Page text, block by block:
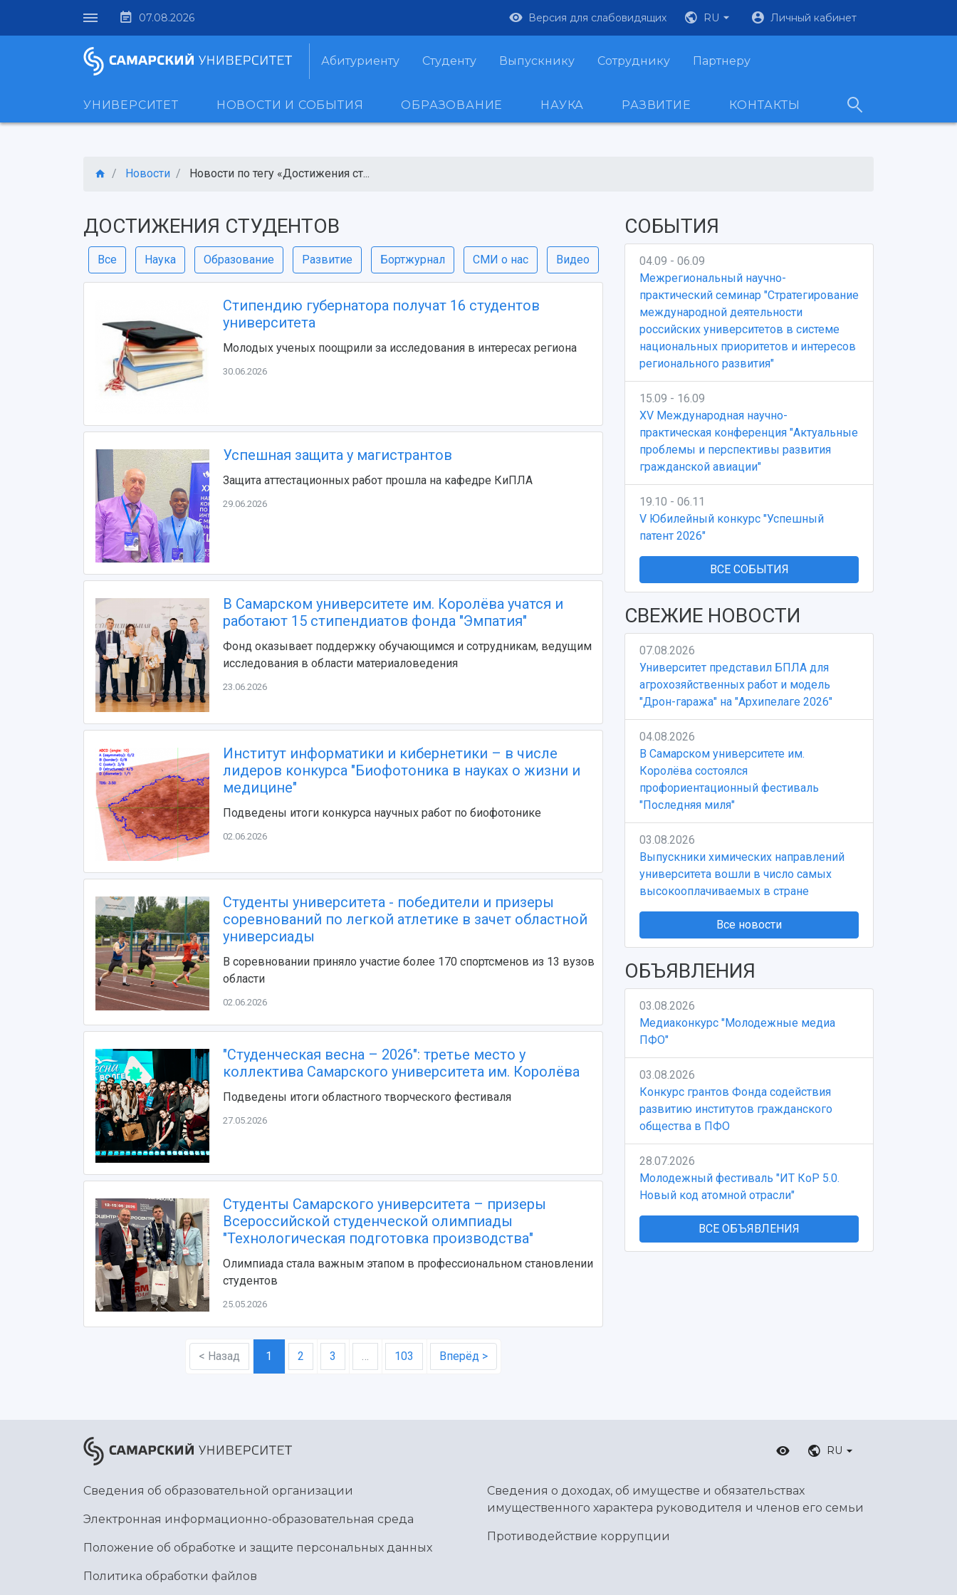
07.08.2026 Версия для слабовидящих RU Личный кабинет
Абитуриенту Студенту Выпускнику Сотруднику Партнеру
УНИВЕРСИТЕТ НОВОСТИ И СОБЫТИЯ ОБРАЗОВАНИЕ НАУКА РАЗВИТИЕ КОНТАКТЫ
Новости Новости по тегу «Достижения ст...
ДОСТИЖЕНИЯ СТУДЕНТОВ
Все Наука Образование Развитие Бортжурнал СМИ о нас Видео
Стипендию губернатора получат 16 студентов
университета
Молодых ученых поощрили за исследования в интересах региона
30.06.2026
Успешная защита у магистрантов
Защита аттестационных работ прошла на кафедре КиПЛА
29.06.2026
В Самарском университете им. Королёва учатся и
работают 15 стипендиатов фонда "Эмпатия"
Фонд оказывает поддержку обучающимся и сотрудникам, ведущим
исследования в области материаловедения
23.06.2026
Институт информатики и кибернетики – в числе
лидеров конкурса "Биофотоника в науках о жизни и
медицине"
Подведены итоги конкурса научных работ по биофотонике
02.06.2026
Студенты университета - победители и призеры
соревнований по легкой атлетике в зачет областной
универсиады
В соревновании приняло участие более 170 спортсменов из 13 вузов
области
02.06.2026
"Студенческая весна – 2026": третье место у
коллектива Самарского университета им. Королёва
Подведены итоги областного творческого фестиваля
27.05.2026
Студенты Самарского университета – призеры
Всероссийской студенческой олимпиады
"Технологическая подготовка производства"
Олимпиада стала важным этапом в профессиональном становлении
студентов
25.05.2026
< Назад 1 2 3 103 Вперёд >
СОБЫТИЯ
04.09 - 06.09
Межрегиональный научно-
практический семинар "Стратегирование
международной деятельности
российских университетов в системе
национальных приоритетов и интересов
регионального развития"
15.09 - 16.09
XV Международная научно-
практическая конференция "Актуальные
проблемы и перспективы развития
гражданской авиации"
19.10 - 06.11
V Юбилейный конкурс "Успешный
патент 2026"
ВСЕ СОБЫТИЯ
СВЕЖИЕ НОВОСТИ
07.08.2026
Университет представил БПЛА для
агрохозяйственных работ и модель
"Дрон-гаража" на "Архипелаге 2026"
04.08.2026
В Самарском университете им.
Королёва состоялся
профориентационный фестиваль
"Последняя миля"
03.08.2026
Выпускники химических направлений
университета вошли в число самых
высокооплачиваемых в стране
Все новости
ОБЪЯВЛЕНИЯ
03.08.2026
Медиаконкурс "Молодежные медиа
ПФО"
03.08.2026
Конкурс грантов Фонда содействия
развитию институтов гражданского
общества в ПФО
28.07.2026
Молодежный фестиваль "ИТ КоР 5.0.
Новый код атомной отрасли"
ВСЕ ОБЪЯВЛЕНИЯ
RU
Сведения об образовательной организации
Электронная информационно-образовательная среда
Положение об обработке и защите персональных данных
Политика обработки файлов
Сведения о доходах, об имуществе и обязательствах
имущественного характера руководителя и членов его семьи
Противодействие коррупции